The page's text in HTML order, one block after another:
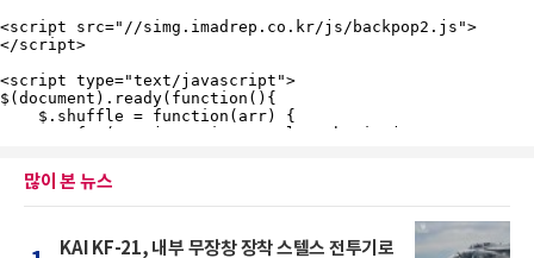
많이 본 뉴스
KAI KF-21, 내부 무장창 장착 스텔스 전투기로